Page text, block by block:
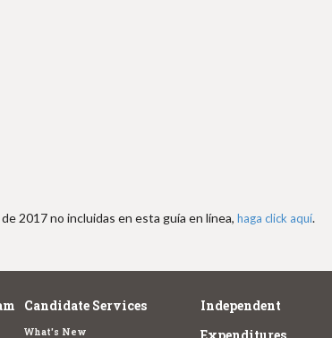
2017 no incluidas en esta guía en línea, haga click aquí.
Candidate Services
What's New
Independent